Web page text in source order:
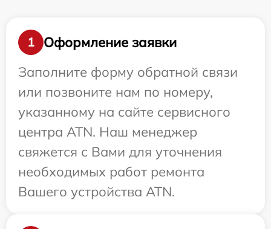
1
Оформление заявки
Заполните форму обратной связи
или позвоните нам по номеру,
указанному на сайте сервисного
центра ATN. Наш менеджер
свяжется с Вами для уточнения
необходимых работ ремонта
Вашего устройства ATN.